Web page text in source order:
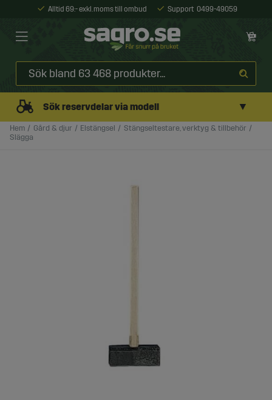
Alltid 69:- exkl. moms till ombud Support 0499-49059
Sök reservdelar via modell ▼
Hem Gård & djur Elstängsel
Stängseltestare, verktyg & tillbehör
Slägga